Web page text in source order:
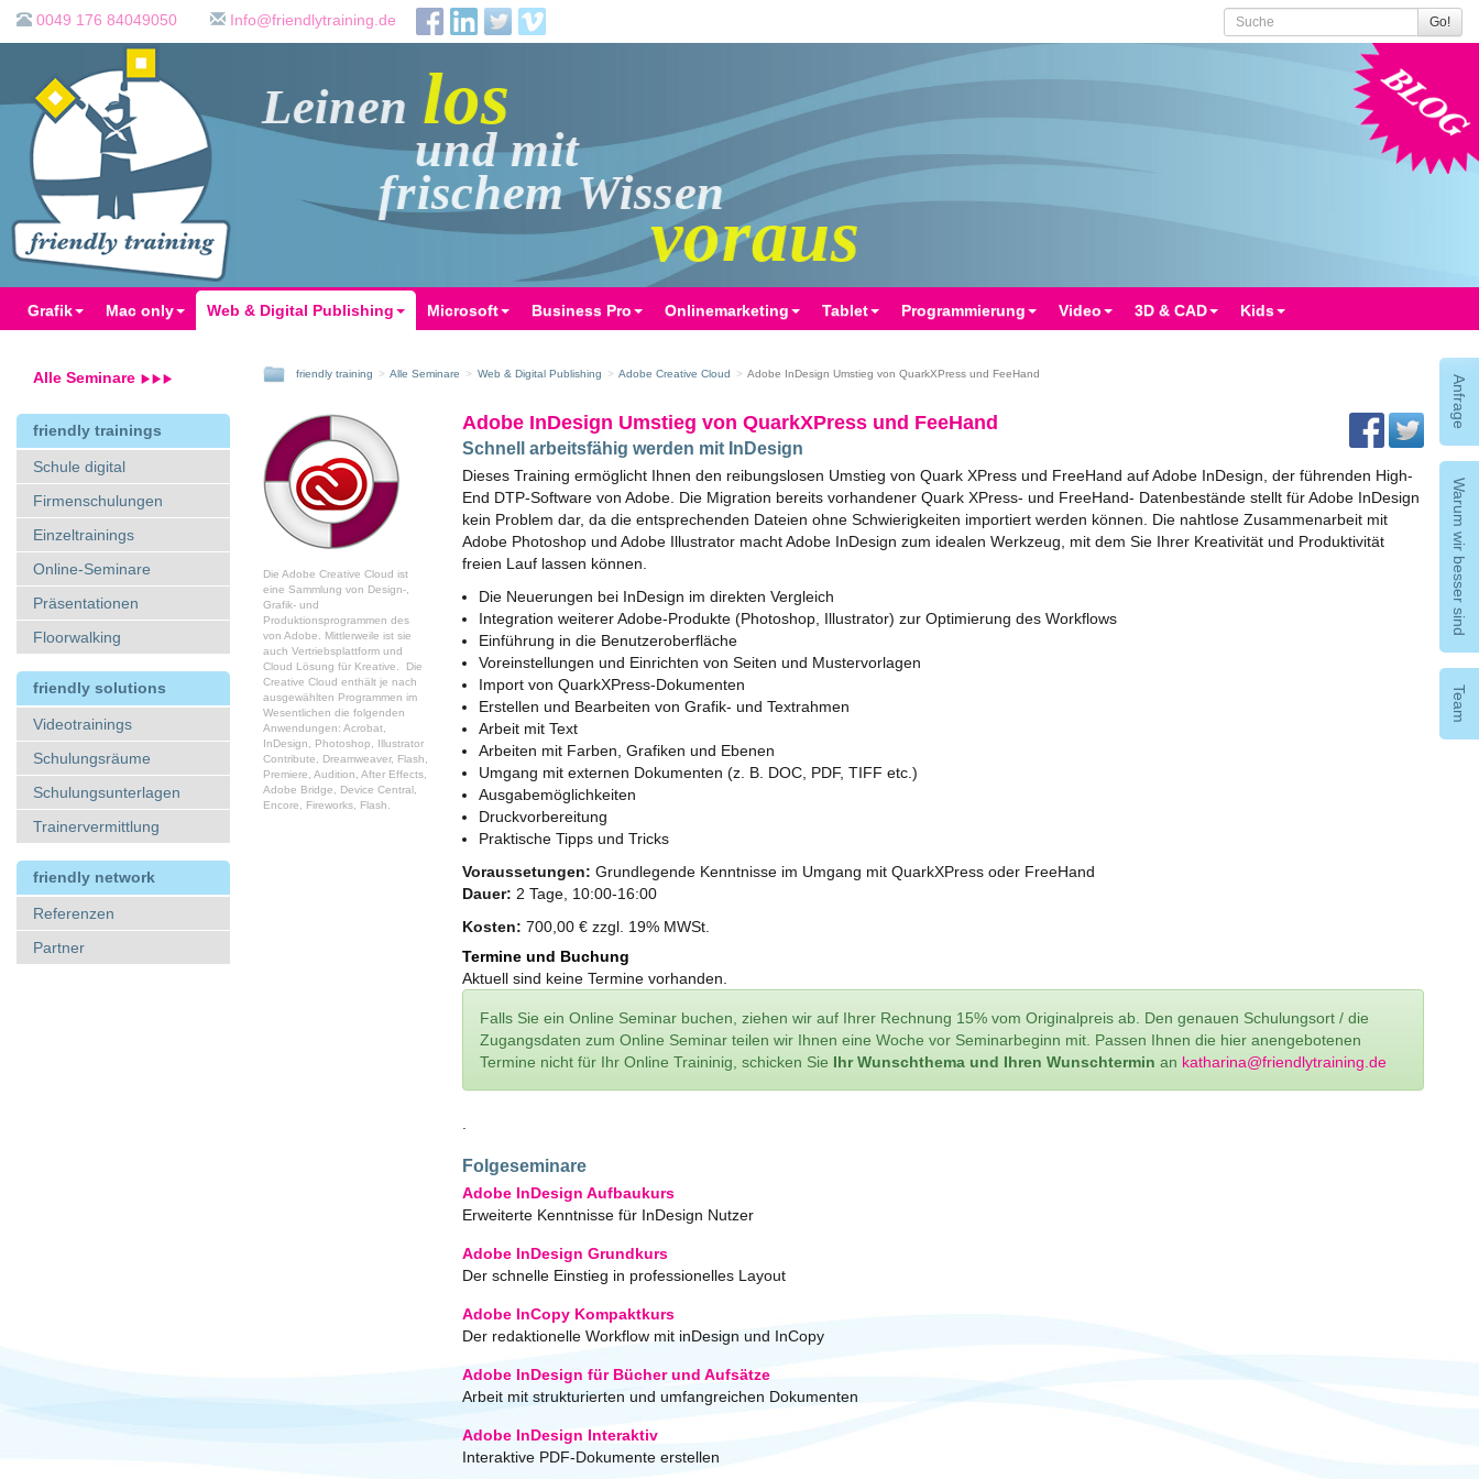
0049 176 84049050 ed.gniniartyldneirf@ofnI Go!
Blog
Leinen los
und mit
frischem Wissen
voraus
Grafik Mac only Web & Digital Publishing Microsoft Business Pro Onlinemarketing Tablet Programmierung Video 3D & CAD Kids
Alle Seminare
friendly trainings
Schule digital
Firmenschulungen
Einzeltrainings
Online-Seminare
Präsentationen
Floorwalking
friendly solutions
Videotrainings
Schulungsräume
Schulungsunterlagen
Trainervermittlung
friendly network
Referenzen
Partner
friendly training Alle Seminare Web & Digital Publishing Adobe Creative Cloud Adobe InDesign Umstieg von QuarkXPress und FeeHand
Die Adobe Creative Cloud ist
eine Sammlung von Design-,
Grafik- und
Produktionsprogrammen des
von Adobe. Mittlerweile ist sie
auch Vertriebsplattform und
Cloud Lösung für Kreative. Die
Creative Cloud enthält je nach
ausgewählten Programmen im
Wesentlichen die folgenden
Anwendungen: Acrobat,
InDesign, Photoshop, Illustrator
Contribute, Dreamweaver, Flash,
Premiere, Audition, After Effects,
Adobe Bridge, Device Central,
Encore, Fireworks, Flash.
Adobe InDesign Umstieg von QuarkXPress und FeeHand
Schnell arbeitsfähig werden mit InDesign
Dieses Training ermöglicht Ihnen den reibungslosen Umstieg von Quark XPress und FreeHand auf Adobe InDesign, der führenden High-
End DTP-Software von Adobe. Die Migration bereits vorhandener Quark XPress- und FreeHand- Datenbestände stellt für Adobe InDesign
kein Problem dar, da die entsprechenden Dateien ohne Schwierigkeiten importiert werden können. Die nahtlose Zusammenarbeit mit
Adobe Photoshop und Adobe Illustrator macht Adobe InDesign zum idealen Werkzeug, mit dem Sie Ihrer Kreativität und Produktivität
freien Lauf lassen können.
Die Neuerungen bei InDesign im direkten Vergleich
Integration weiterer Adobe-Produkte (Photoshop, Illustrator) zur Optimierung des Workflows
Einführung in die Benutzeroberfläche
Voreinstellungen und Einrichten von Seiten und Mustervorlagen
Import von QuarkXPress-Dokumenten
Erstellen und Bearbeiten von Grafik- und Textrahmen
Arbeit mit Text
Arbeiten mit Farben, Grafiken und Ebenen
Umgang mit externen Dokumenten (z. B. DOC, PDF, TIFF etc.)
Ausgabemöglichkeiten
Druckvorbereitung
Praktische Tipps und Tricks
Voraussetungen: Grundlegende Kenntnisse im Umgang mit QuarkXPress oder FreeHand
Dauer: 2 Tage, 10:00-16:00
Kosten: 700,00 € zzgl. 19% MWSt.
Termine und Buchung
Aktuell sind keine Termine vorhanden.
Falls Sie ein Online Seminar buchen, ziehen wir auf Ihrer Rechnung 15% vom Originalpreis ab. Den genauen Schulungsort / die
Zugangsdaten zum Online Seminar teilen wir Ihnen eine Woche vor Seminarbeginn mit. Passen Ihnen die hier anengebotenen
Termine nicht für Ihr Online Traininig, schicken Sie Ihr Wunschthema und Ihren Wunschtermin an ed.gniniartyldneirf@anirahtak
Folgeseminare
Adobe InDesign Aufbaukurs
Erweiterte Kenntnisse für InDesign Nutzer
Adobe InDesign Grundkurs
Der schnelle Einstieg in professionelles Layout
Adobe InCopy Kompaktkurs
Der redaktionelle Workflow mit inDesign und InCopy
Adobe InDesign für Bücher und Aufsätze
Arbeit mit strukturierten und umfangreichen Dokumenten
Adobe InDesign Interaktiv
Interaktive PDF-Dokumente erstellen
Anfrage
Warum wir besser sind
Team